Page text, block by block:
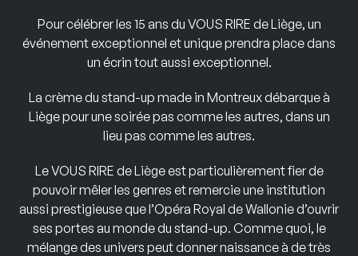
Pour célébrer les 15 ans du VOUS RIRE de Liège, un
événement exceptionnel et unique prendra place dans
un écrin tout aussi exceptionnel.
La crème du stand-up made in Montreux débarqueà
Liège pour une soirée pas comme les autres, dans un
lieu pas comme les autres.
LeVOUS RIRE deLiègeestparticulièrementfierde
pouvoirmêlerles genres etremercie une institution
aussi prestigieuse quel’Opéra Royal deWallonied’ouvrir
ses portes au mondedu stand-up. Commequoi, le
mélangedes univers peutdonnernaissanceà detrès